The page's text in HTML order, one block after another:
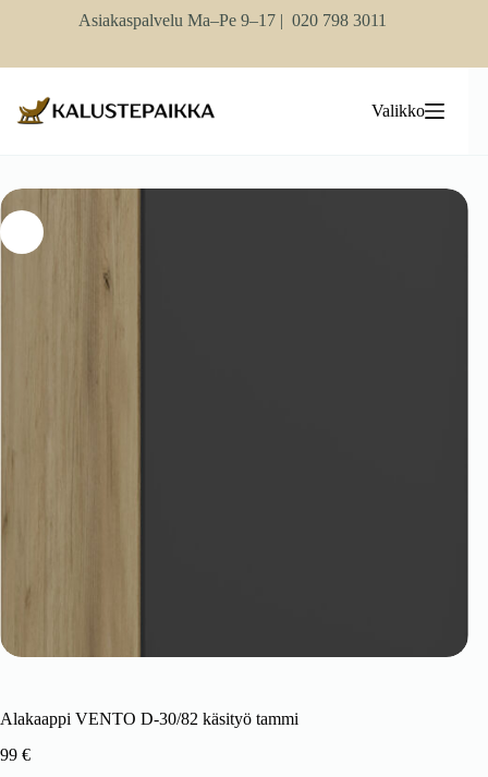
Asiakaspalvelu Ma–Pe 9–17 | 020 798 3011
Valikko
Alakaappi VENTO D-30/82 käsityö tammi
99 €